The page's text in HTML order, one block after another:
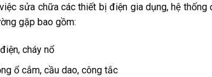
sửa chữa các thiết bị điện gia dụng, hệ
gặp bao gồm:
cháy nổ
ổ cắm, cầu dao, công tắc